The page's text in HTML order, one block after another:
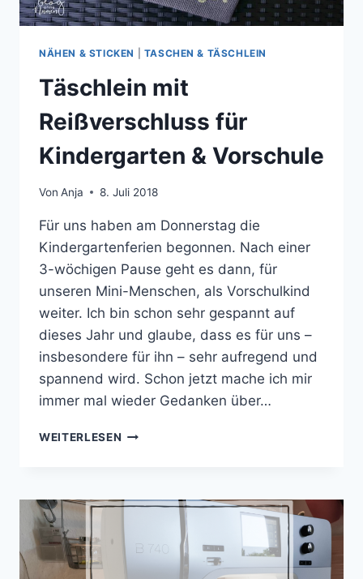
NÄHEN & STICKEN TASCHEN & TÄSCHLEIN
Täschlein mit
Reißverschluss für
Kindergarten & Vorschule
Von Anja 8. Juli 2018
Für uns haben am Donnerstag die
Kindergartenferien begonnen. Nach einer
3-wöchigen Pause geht es dann, für
unseren Mini-Menschen, als Vorschulkind
weiter. Ich bin schon sehr gespannt auf
dieses Jahr und glaube, dass es für uns –
insbesondere für ihn – sehr aufregend und
spannend wird. Schon jetzt mache ich mir
immer mal wieder Gedanken über…
WEITERLESEN TÄSCHLEIN
INDERGARTEN &
ORSCHULE